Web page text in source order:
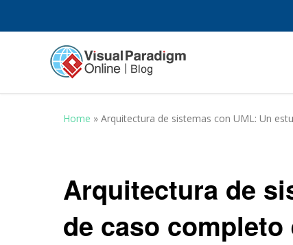
Home » Arquitectura de sistemas con UML: Un
Arquitectura de
de caso